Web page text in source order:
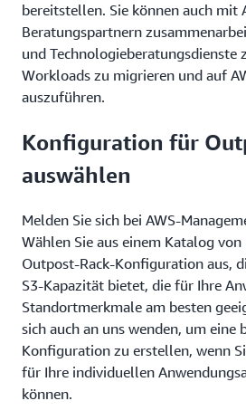
bereitstellen. Sie können auch mit
Beratungspartnern
und Technologieberatungsdienste
Workloads zu migrieren und auf
auszuführen.
Konfiguration für
auswählen
Melden Sie sich bei AWS-
Wählen Sie aus einem Katalog
Outpost-Rack-Konfiguration aus,
S3-Kapazität bietet, die für Ihre
Standortmerkmale am besten
sich auch an uns wenden, um
Konfiguration zu erstellen, wenn
für Ihre individuellen
können.